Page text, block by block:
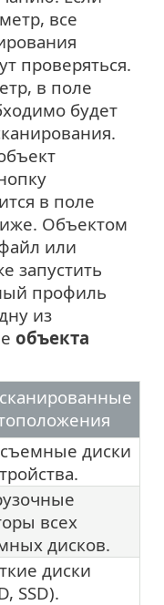
все
проверяться.
в поле
будет
в поле
Объектом
или
запустить
профиль
из
объекта
диски
всех
дисков.
диски
SSD).